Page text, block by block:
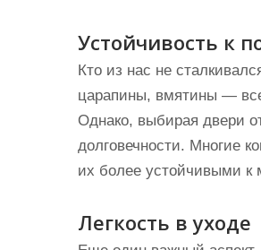
Устойчивость к
Кто из нас не
царапины, вмятины —
Однако, выбирая двери
долговечности. Многие
их более устойчивыми к
Легкость в уходе